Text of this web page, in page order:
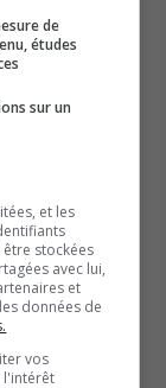
par
est injustifiée
de la
elle-même
de
études
sur un
et les
stockées
avec lui,
et
données de
vos
l'intérêt